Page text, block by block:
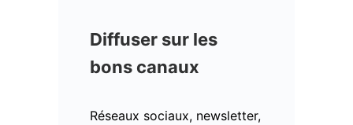
Diffuser sur les
bons canaux
Réseaux sociaux, newsletter,